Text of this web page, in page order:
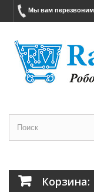
Мы вам перезвоним
Корзина: